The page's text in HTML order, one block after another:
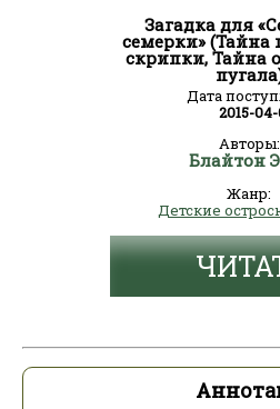
Загадка для
семерки» (Тайна
скрипки, Тайна
Дата
2015-
Авторы:
Блайтон
Жанр:
Детские